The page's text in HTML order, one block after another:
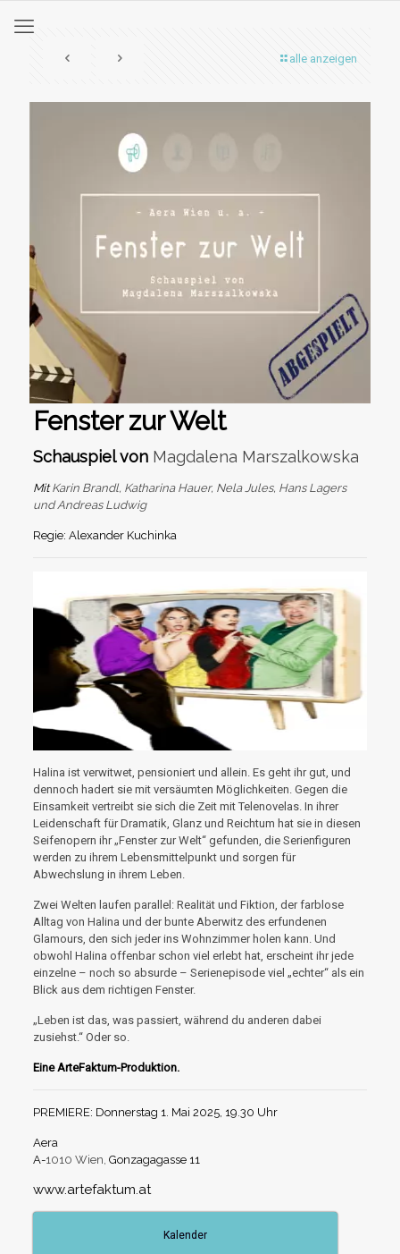
alle anzeigen
Fenster zur Welt
Schauspiel von Magdalena Marszalkowska
MitKarin Brandl, Katharina Hauer, Nela Jules, Hans Lagers
und Andreas Ludwig
Regie: Alexander Kuchinka
Halina ist verwitwet, pensioniert und allein. Es geht ihr gut, und
dennoch hadert sie mit versäumten Möglichkeiten. Gegen die
Einsamkeit vertreibt sie sich die Zeit mit Telenovelas. In ihrer
Leidenschaft für Dramatik, Glanz und Reichtum hat sie in diesen
Seifenopern ihr „Fenster zur Welt“ gefunden, die Serienfiguren
werden zu ihrem Lebensmittelpunkt und sorgen für
Abwechslung in ihrem Leben.
Zwei Welten laufen parallel: Realität und Fiktion, der farblose
Alltag von Halina und der bunte Aberwitz des erfundenen
Glamours, den sich jeder ins Wohnzimmer holen kann. Und
obwohl Halina offenbar schon viel erlebt hat, erscheint ihr jede
einzelne – noch so absurde – Serienepisode viel „echter“ als ein
Blick aus dem richtigen Fenster.
„Leben ist das, was passiert, während du anderen dabei
zusiehst.“ Oder so.
Eine ArteFaktum-Produktion.
PREMIERE: Donnerstag 1. Mai 2025, 19.30 Uhr
Aera
A-1010 Wien, Gonzagagasse 11
www.artefaktum.at
Kalender